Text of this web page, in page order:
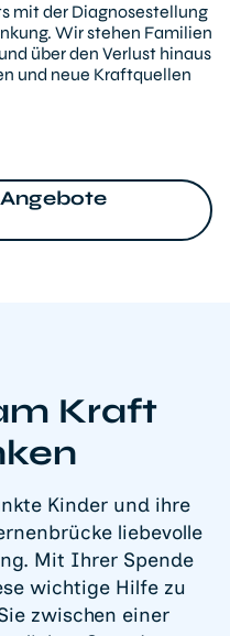
mit der Diagnosestellung
Wir stehen Familien
über den Verlust hinaus
und neue Kraftquellen
Kraft
Kinder und ihre
liebevolle
Mit Ihrer Spende
wichtige Hilfe zu
zwischen einer